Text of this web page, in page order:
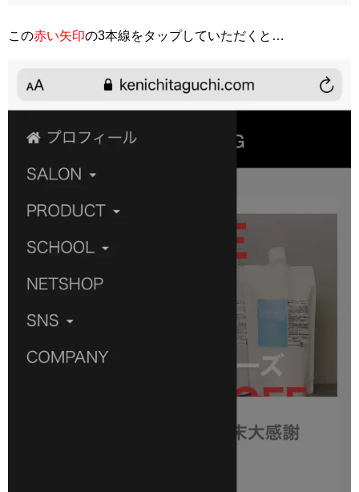
この赤い矢印の3本線をタップしていただくと…